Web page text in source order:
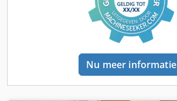
Nu meer informatie